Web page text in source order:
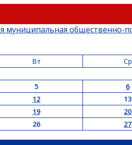
Вт Ср
5 6
12 13
19 20
26 27